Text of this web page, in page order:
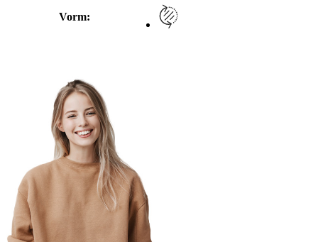
Vorm: